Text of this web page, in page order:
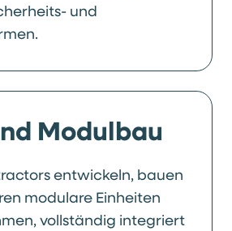
und
Modulbau
entwickeln, bauen
modulare Einheiten
vollständig integriert